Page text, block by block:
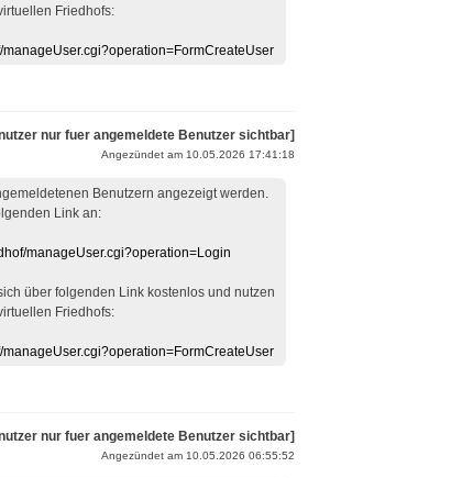
Friedhofs:
nur fuer angemeldete Benutzer sichtbar]
Angezündet am 10.05.2026 17:41:18
Benutzern angezeigt werden.
Link an:
manageUser.cgi?operation=Login
über folgenden Link kostenlos und nutzen
Friedhofs:
nur fuer angemeldete Benutzer sichtbar]
Angezündet am 10.05.2026 06:55:52